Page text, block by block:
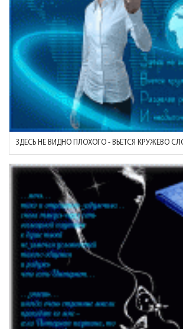
ЗДЕСЬ НЕ ВИДНО ПЛОХОГО - ВЬЕТСЯ КРУЖЕВО